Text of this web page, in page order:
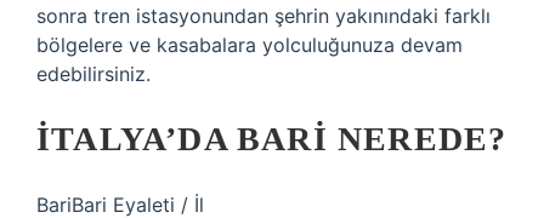
sonra tren istasyonundan şehrin yakınındaki farklı
bölgelere ve kasabalara yolculuğunuza devam
edebilirsiniz.
İTALYA’DA BARI NEREDE?
BariBari Eyaleti / İl